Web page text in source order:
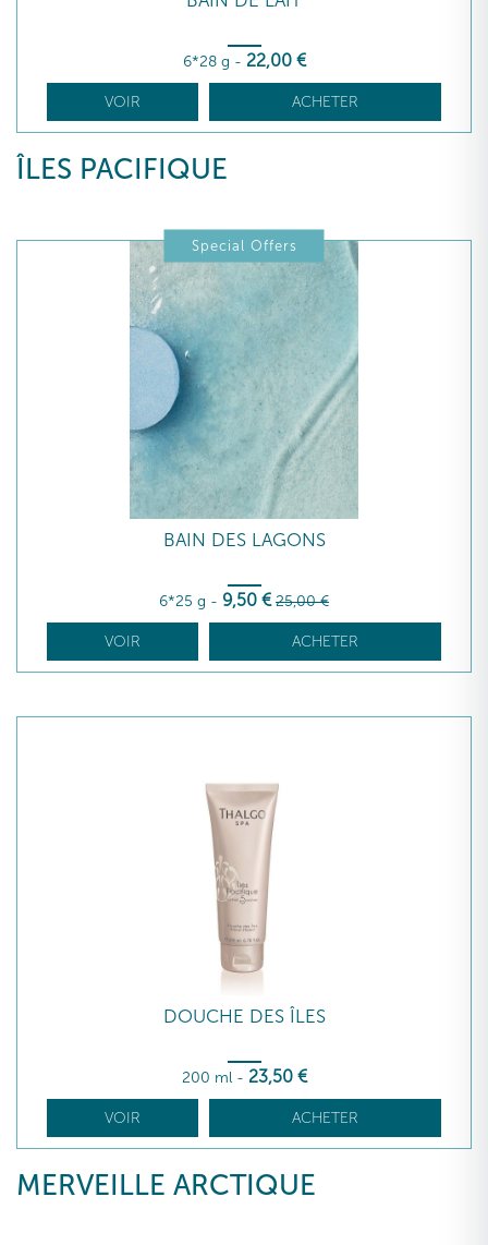
6*28 g - 22,00 €
VOIR ACHETER
ÎLES PACIFIQUE
Special Offers
BAIN DES LAGONS
6*25 g - 9,50 € 25,00 €
VOIR ACHETER
DOUCHE DES ÎLES
200 ml - 23,50 €
VOIR ACHETER
MERVEILLE ARCTIQUE